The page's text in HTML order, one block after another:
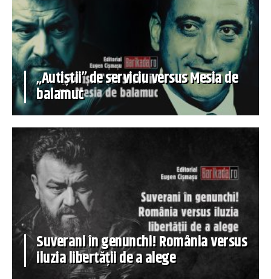
„Autiștii” de serviciu versus Mesia de
balamuc
Suverani în genunchi! România versus
iluzia libertății de a alege